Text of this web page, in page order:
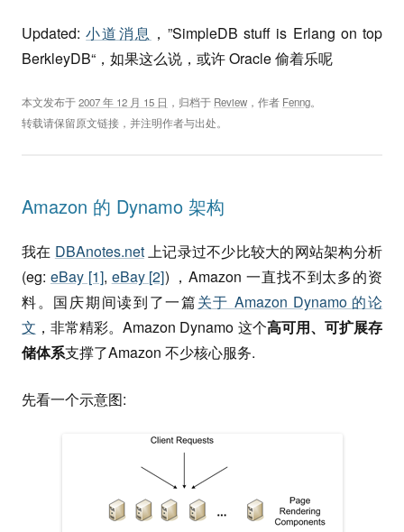
Updated:小道消息 ，”SimpleDB stuff is Erlang on top
BerkleyDB“，如果这么说，或许 Oracle 偷着乐呢
本文发布于2007 年 12 月 15 日 ，归档于 Review ，作者 Fenng。
转载请保留原文链接，并注明作者与出处。
Amazon 的 Dynamo 架构
我在 DBAnotes.net上记录过不少比较大的网站架构分析
(eg: eBay [1], eBay [2]) ，Amazon 一直找不到太多的资
料。国庆期间读到了一篇关于 Amazon Dynamo 的论
文 ，非常精彩。Amazon Dynamo 这个高可用、可扩展存
储体系支撑了Amazon 不少核心服务.
先看一个示意图: